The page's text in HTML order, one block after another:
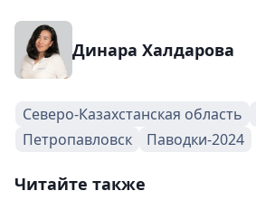
Динара Халдарова
Северо-Казахстанская область
Петропавловск
Паводки-2024
Читайте также